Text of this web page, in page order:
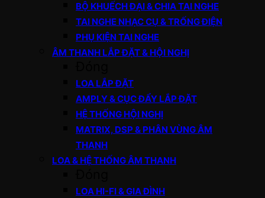
BỘ KHUẾCH ĐẠI & CHIA TAI NGHE
TAI NGHE NHẠC CỤ & TRỐNG ĐIỆN
PHỤ KIỆN TAI NGHE
ÂM THANH LẮP ĐẶT & HỘI NGHỊ
LOA LẮP ĐẶT
AMPLY & CỤC ĐẨY LẮP ĐẶT
HỆ THỐNG HỘI NGHỊ
MATRIX, DSP & PHÂN VÙNG ÂM
THANH
LOA & HỆ THỐNG ÂM THANH
LOA HI-FI & GIA ĐÌNH